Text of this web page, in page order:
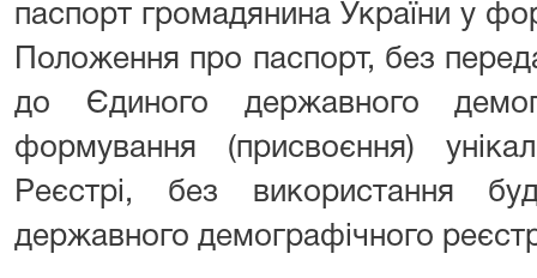
паспорт громадянина України у
Положення про паспорт, без
до Єдиного державного
формування (присвоєння)
Реєстрі, без використання
державного демографічного